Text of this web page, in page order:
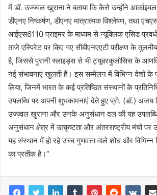
में डॉ. उज्ज्वल खुराना ने बताया कि कैसे उन्होंने
डीएनए निष्कर्षण, डीएनए मात्रात्मक विश्लेषण, तथा
आईएस6110 प्राइमर के माध्यम से न्यूक्लिक एसिड
ताजे एस्पिरेट पर किए गए सीबीएनएएटी परीक्षण के
है, जिससे पुरानी स्लाइड्स से भी ट्यूबरकुलोसिस के
नई संभावनाएं खुलती हैं। इस सम्मेलन में विभिन्न देशों के
लिया, जिनमें भारत के कई प्रतिष्ठित संस्थानों के
उपलब्धि पर अपनी शुभकामनाएं देते हुए प्रो. (डॉ.) अजय
उज्ज्वल खुराना और उनके अनुसंधान दल की यह उपलब्धि
अनुसंधान क्षेत्र में उत्कृष्टता और अंतरराष्ट्रीय मंचों पर
यह संस्थान में हो रहे उच्च गुणवत्ता वाले शोध और विभिन्न
का प्रतीक है।”